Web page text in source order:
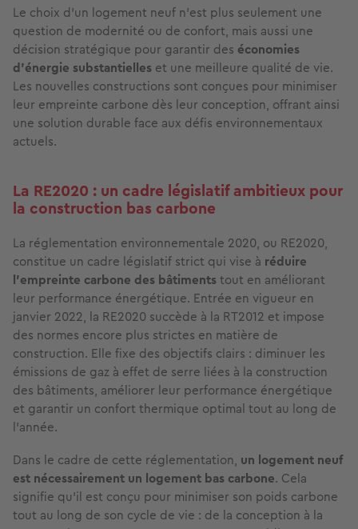
Le choix d'un logement neuf n'est plus seulement une
question de modernité ou de confort, mais aussi une
décision stratégique pour garantir des économies
d'énergie substantielles et une meilleure qualité de vie.
Les nouvelles constructions sont conçues pour minimiser
leur empreinte carbone dès leur conception, offrant ainsi
une solution durable face aux défis environnementaux
actuels.
La RE2020 : un cadre législatif ambitieux pour
la construction bas carbone
La réglementation environnementale 2020, ou RE2020,
constitue un cadre législatif strict qui vise à réduire
l'empreinte carbone des bâtimentstout en améliorant
leur performance énergétique. Entrée en vigueur en
janvier 2022, la RE2020 succède à la RT2012 et impose
des normes encore plus strictes en matière de
construction. Elle fixe des objectifs clairs : diminuer les
émissions de gaz à effet de serre liées à la construction
des bâtiments, améliorer leur performance énergétique
et garantir un confort thermique optimal tout au long de
l'année.
Dans le cadre de cette réglementation, un logement neuf
est nécessairement un logement bas carbone. Cela
signifie qu'il est conçu pour minimiser son poids carbone
tout au long de son cycle de vie : de la conception à la